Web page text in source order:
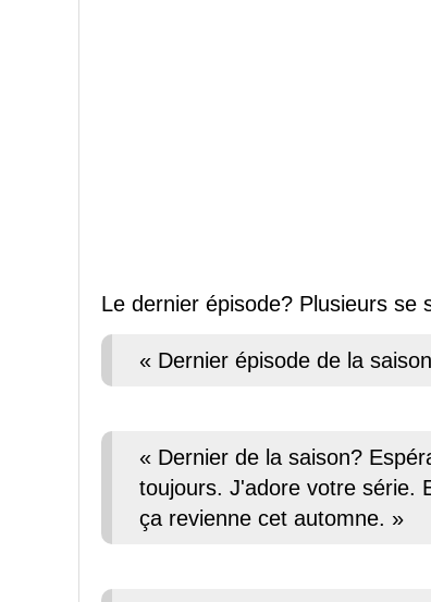
Le dernier épisode? Plusieurs se
« Dernier épisode de la
« Dernier de la saison?
toujours. J'adore votre série.
ça revienne cet automne. »